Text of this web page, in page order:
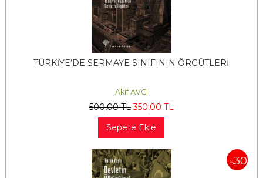
TÜRKİYE’DE SERMAYE SINIFININ ÖRGÜTLERİ
Akif AVCI
500,00TL 350,00 TL
Sepete Ekle
%30